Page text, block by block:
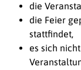
die
die Feier
stattfindet,
es sich